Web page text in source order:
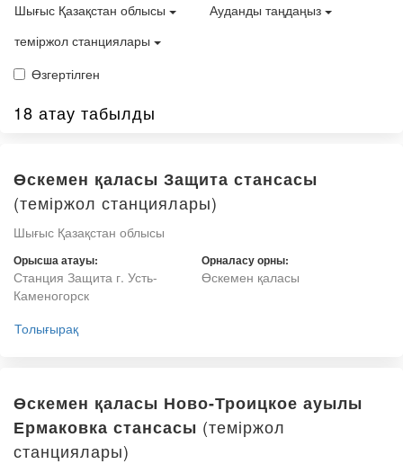
Шығыс Қазақстан облысы
Ауданды таңдаңыз
теміржол станциялары
Өзгертілген
18 атау табылды
Өскемен қаласы Защита стансасы
(теміржол станциялары)
Шығыс Қазақстан облысы
Орысша атауы:
Станция Защита г. Усть-
Каменогорск
Орналасу орны:
Өскемен қаласы
Толығырақ
Өскемен қаласы Ново-Троицкое ауылы
Ермаковка стансасы (теміржол
станциялары)